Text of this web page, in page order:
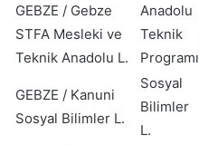
GEBZE / Gebze
STFA Mesleki ve
Teknik Anadolu L.
Anadolu
Teknik
Programı
GEBZE / Kanuni
Sosyal Bilimler L.
Sosyal
Bilimler
L.